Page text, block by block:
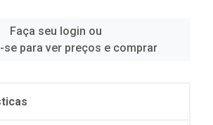
Faça seu login ou
se para ver preços e comprar